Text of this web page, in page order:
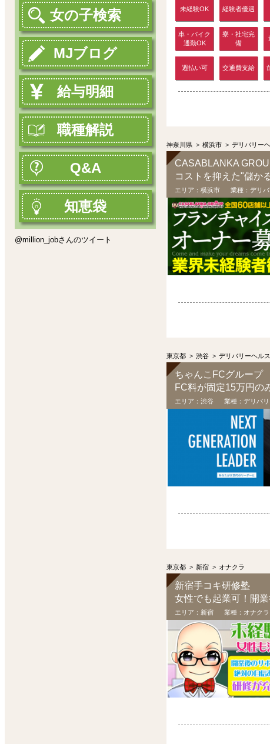
未経験OK 経験者優遇
車・バイク
通勤OK
寮・社宅完
備
週払い可 交通費支給
神奈川県 > 横浜市 > デリバリー
CASABLANKA
エリア： 横浜市 業種： デリ
東京都 > 渋谷 > デリバリーヘルス
ちゃんこFCグループ
FC料が固定15万円の
エリア： 渋谷 業種： デリバ
東京都 > 新宿 > オナクラ
新宿手コキ研修塾
女性でも起業可！開
エリア： 新宿 業種： オナクラ
女の子検索
MJブログ
給与明細
職種解説
Q&A
知恵袋
@million_jobさんのツイート